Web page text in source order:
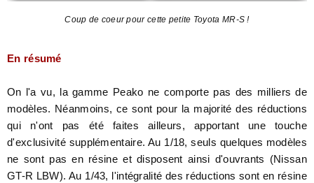
Coup de coeur pour cette petite Toyota MR-S !
En résumé
On l'a vu, la gamme Peako ne comporte pas des milliers de
modèles. Néanmoins, ce sont pour la majorité des réductions
qui n'ont pas été faites ailleurs, apportant une touche
d'exclusivité supplémentaire. Au 1/18, seuls quelques modèles
ne sont pas en résine et disposent ainsi d'ouvrants (Nissan
GT-R LBW). Au 1/43, l'intégralité des réductions sont en résine